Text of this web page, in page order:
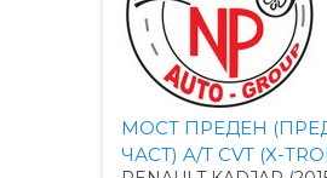
МОСТ ПРЕДЕН
ЧАСТ) A/T CVT (X-